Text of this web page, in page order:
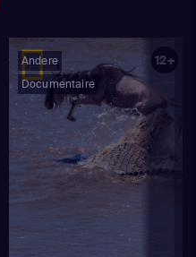
Andere
Documentaire
12+